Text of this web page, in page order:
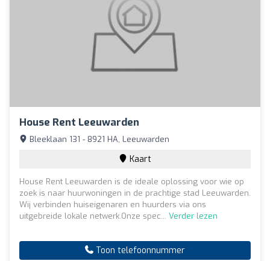
House Rent Leeuwarden
Bleeklaan 131 - 8921 HA, Leeuwarden
Kaart
House Rent Leeuwarden is de ideale oplossing voor wie op
zoek is naar huurwoningen in de prachtige stad Leeuwarden.
Wij verbinden huiseigenaren en huurders via ons
uitgebreide lokale netwerk.Onze spec... Verder lezen
Toon telefoonnummer